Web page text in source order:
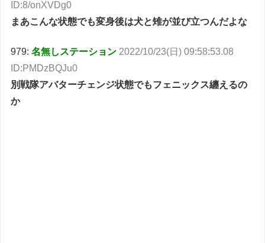
ID:8/onXVDg0
まあこんな状態でも変身後は犬と雉が並び立つんだよな
979:名無しステーション 2022/10/23(日) 09:58:53.08
ID:PMDzBQJu0
別戦隊アバターチェンジ状態でもフェニックス纏えるの
か